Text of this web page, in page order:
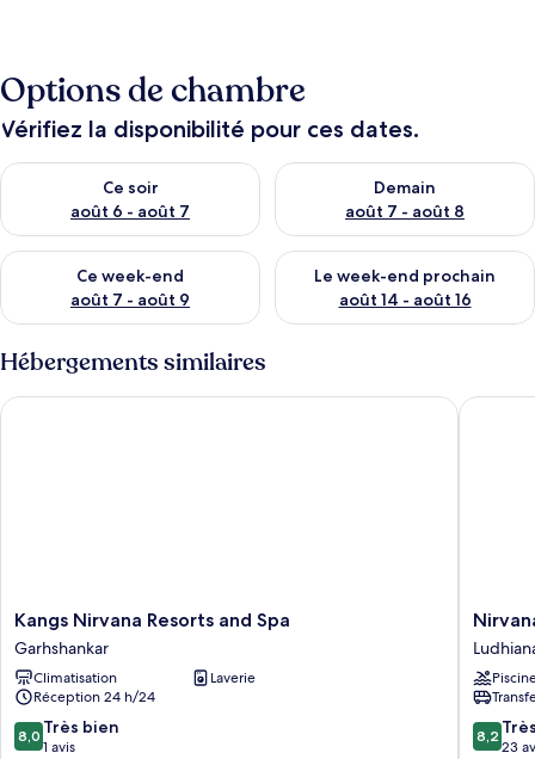
Options de chambre
Vérifiez la disponibilité pour ces dates.
Ce soir
août 6 - août 7
Vérifier la disponibilité pour ce soir août 6 - août 7
Demain
août 7 - août 8
Vérifier la disponibilité pour
Ce week-end
août 7 - août 9
Vérifier la disponibilité pour ce week-end août 7 - août 9
Le week-end prochain
août 14 - août 16
Vérifier la disponibilité pour
Hébergements similaires
Kangs
Nirvana
Resorts
and
Spa
Garhshankar
Kangs Nirvana Resorts and Spa
Garhshankar
Climatisation
Laverie
Réception 24 h/24
8.0
sur
8,0 Très bien
1 avis
Kangs Nirvana Resorts and Spa
Nirvana
Luxury
Hotel
8.2
sur
8,2
23
Nirvana